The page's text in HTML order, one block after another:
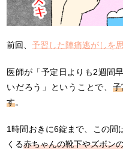
前回、予習した陣痛逃がしを
医師が「予定日よりも2週間
いだろう」ということで、
す。
1時間おきに6錠まで、この間
くる赤ちゃんの靴下やズボン